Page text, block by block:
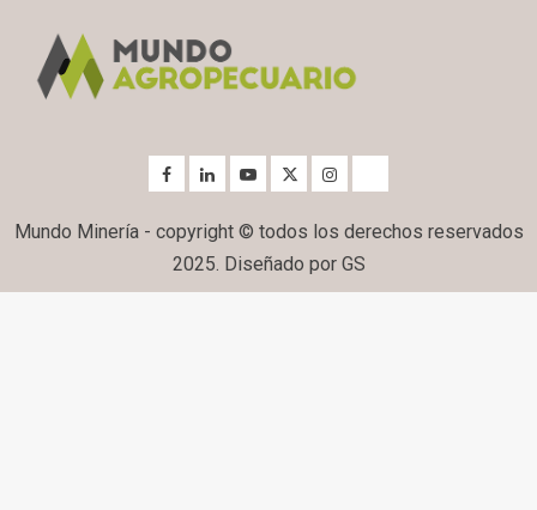
Mundo Minería - copyright © todos los derechos reservados
2025. Diseñado por GS